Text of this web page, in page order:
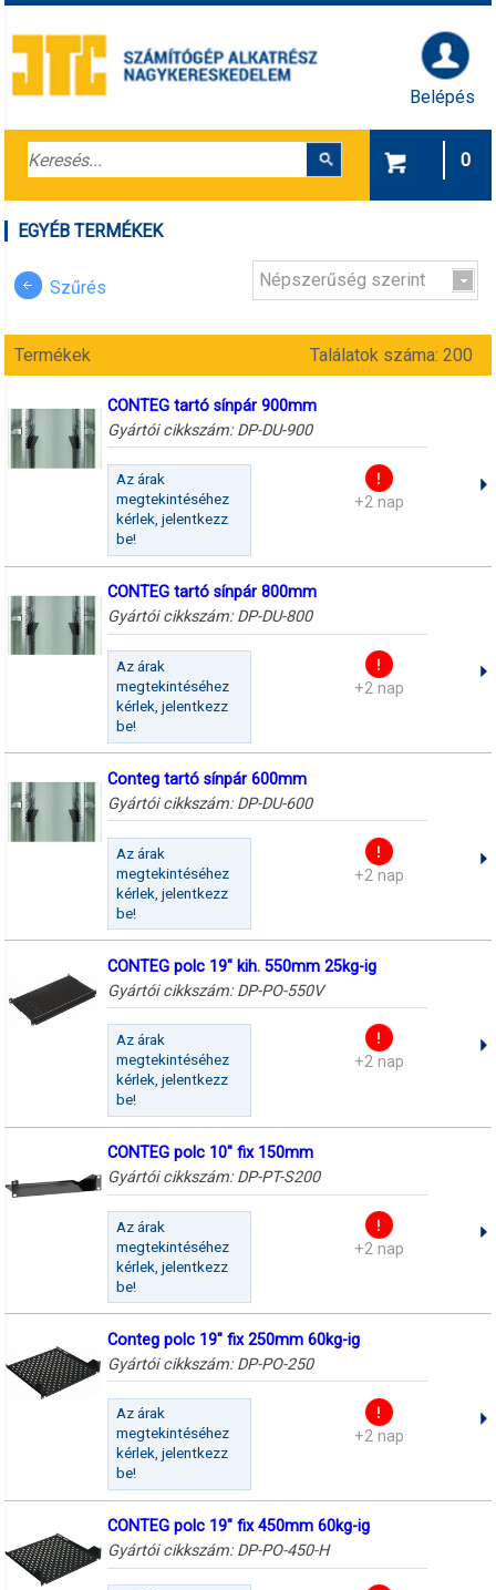
Belépés
0
EGYÉB TERMÉKEK
Szűrés Népszerűség szerint
Termékek Találatok száma: 200
CONTEG tartó sínpár 900mm
Gyártói cikkszám: DP-DU-900
Az árak
megtekintéséhez
kérlek, jelentkezz
be!
+2 nap
CONTEG tartó sínpár 800mm
Gyártói cikkszám: DP-DU-800
Az árak
megtekintéséhez
kérlek, jelentkezz
be!
+2 nap
Conteg tartó sínpár 600mm
Gyártói cikkszám: DP-DU-600
Az árak
megtekintéséhez
kérlek, jelentkezz
be!
+2 nap
CONTEG polc 19" kih. 550mm 25kg-ig
Gyártói cikkszám: DP-PO-550V
Az árak
megtekintéséhez
kérlek, jelentkezz
be!
+2 nap
CONTEG polc 10" fix 150mm
Gyártói cikkszám: DP-PT-S200
Az árak
megtekintéséhez
kérlek, jelentkezz
be!
+2 nap
Conteg polc 19" fix 250mm 60kg-ig
Gyártói cikkszám: DP-PO-250
Az árak
megtekintéséhez
kérlek, jelentkezz
be!
+2 nap
CONTEG polc 19" fix 450mm 60kg-ig
Gyártói cikkszám: DP-PO-450-H